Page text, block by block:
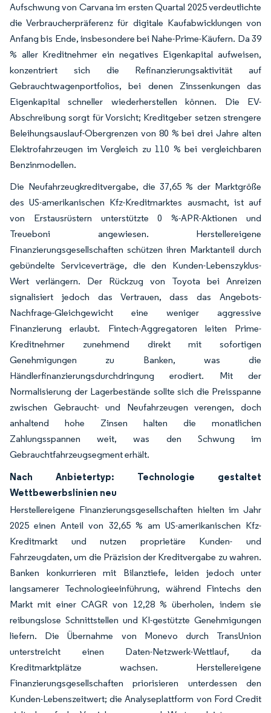
Aufschwung von Carvana im ersten Quartal 2025 verdeutlichte
die Verbraucherpräferenz für digitale Kaufabwicklungen von
Anfang bis Ende, insbesondere bei Nahe-Prime-Käufern. Da 39
% aller Kreditnehmer ein negatives Eigenkapital aufweisen,
konzentriert sich die Refinanzierungsaktivität auf
Gebrauchtwagenportfolios, bei denen Zinssenkungen das
Eigenkapital schneller wiederherstellen können. Die EV-
Abschreibung sorgt für Vorsicht; Kreditgeber setzen strengere
Beleihungsauslauf-Obergrenzen von 80 % bei drei Jahre alten
Elektrofahrzeugen im Vergleich zu 110 % bei vergleichbaren
Benzinmodellen.
Die Neufahrzeugkreditvergabe, die 37,65 % der Marktgröße
des US-amerikanischen Kfz-Kreditmarktes ausmacht, ist auf
von Erstausrüstern unterstützte 0 %-APR-Aktionen und
Treueboni angewiesen. Herstellereigene
Finanzierungsgesellschaften schützen ihren Marktanteil durch
gebündelte Serviceverträge, die den Kunden-Lebenszyklus-
Wert verlängern. Der Rückzug von Toyota bei Anreizen
signalisiert jedoch das Vertrauen, dass das Angebots-
Nachfrage-Gleichgewicht eine weniger aggressive
Finanzierung erlaubt. Fintech-Aggregatoren leiten Prime-
Kreditnehmer zunehmend direkt mit sofortigen
Genehmigungen zu Banken, was die
Händlerfinanzierungsdurchdringung erodiert. Mit der
Normalisierung der Lagerbestände sollte sich die Preisspanne
zwischen Gebraucht- und Neufahrzeugen verengen, doch
anhaltend hohe Zinsen halten die monatlichen
Zahlungsspannen weit, was den Schwung im
Gebrauchtfahrzeugsegment erhält.
Nach Anbietertyp: Technologie gestaltet
Wettbewerbslinien neu
Herstellereigene Finanzierungsgesellschaften hielten im Jahr
2025 einen Anteil von 32,65 % am US-amerikanischen Kfz-
Kreditmarkt und nutzen proprietäre Kunden- und
Fahrzeugdaten, um die Präzision der Kreditvergabe zu wahren.
Banken konkurrieren mit Bilanztiefe, leiden jedoch unter
langsamerer Technologieeinführung, während Fintechs den
Markt mit einer CAGR von 12,28 % überholen, indem sie
reibungslose Schnittstellen und KI-gestützte Genehmigungen
liefern. Die Übernahme von Monevo durch TransUnion
unterstreicht einen Daten-Netzwerk-Wettlauf, da
Kreditmarktplätze wachsen. Herstellereigene
Finanzierungsgesellschaften priorisieren unterdessen den
Kunden-Lebenszeitwert; die Analyseplattform von Ford Credit